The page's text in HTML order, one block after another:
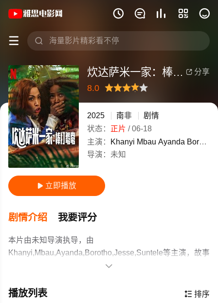
    
 
《炊达萨米一家：棒打鸳鸯》(2025)南
 分享
炊达萨米一家：棒打鸳鸯
8.0
很差较差
还行推荐力荐
2025 南非
剧情
状态： 正片 /06-18
主演：
Khanyi Mbau Ayanda Borotho
导演： 未知
 立即播放
剧情介绍 我要评分
本片由未知导演执导，由
Khanyi,Mbau,Ayanda,Borotho,Jesse,Suntele等主演，故事
情节跌岩起伏、扣人心弦，领广大剧情片爱好者和观众们
作为一部 上映的剧情电影，在当期同类题材影片中具有一

 排序
播放列表